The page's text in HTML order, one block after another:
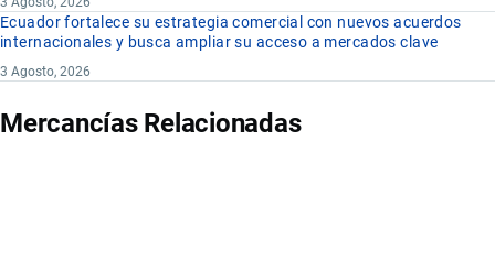
Ecuador fortalece su estrategia comercial con nuevos acuerdos
internacionales y busca ampliar su acceso a mercados clave
3 Agosto, 2026
Mercancías Relacionadas